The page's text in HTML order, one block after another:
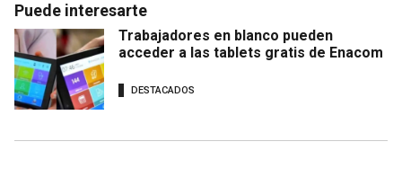
Puede interesarte
Trabajadores en blanco pueden
acceder a las tablets gratis de Enacom
DESTACADOS